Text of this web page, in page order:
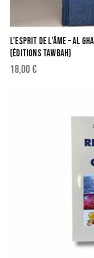
L’ESPRIT DE L’ÂME – AL
(ÉDITIONS TAWBAH)
18,00€